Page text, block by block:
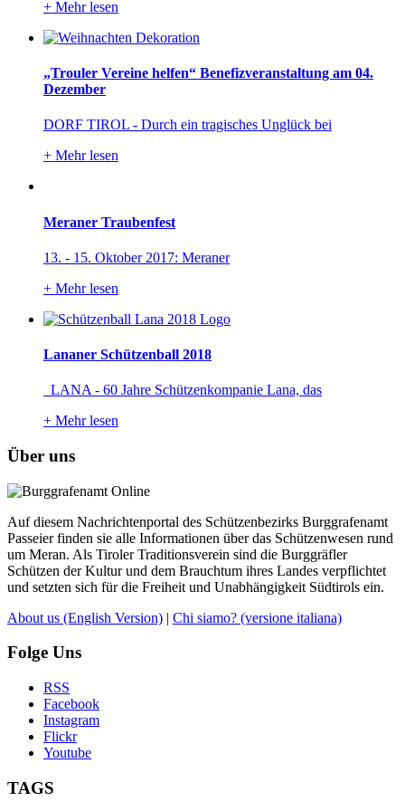
+ Mehr lesen
„Trouler Vereine helfen“ Benefizveranstaltung am 04.
Dezember
DORF TIROL - Durch ein tragisches Unglück bei
+ Mehr lesen
Meraner Traubenfest
13. - 15. Oktober 2017: Meraner
+ Mehr lesen
Lananer Schützenball 2018
LANA - 60 Jahre Schützenkompanie Lana, das
+ Mehr lesen
Über uns
Auf diesem Nachrichtenportal des Schützenbezirks Burggrafenamt
Passeier finden sie alle Informationen über das Schützenwesen rund
um Meran. Als Tiroler Traditionsverein sind die Burggräfler
Schützen der Kultur und dem Brauchtum ihres Landes verpflichtet
und setzten sich für die Freiheit und Unabhängigkeit Südtirols ein.
About us (English Version) | Chi siamo? (versione italiana)
Folge Uns
RSS
Facebook
Instagram
Flickr
Youtube
TAGS